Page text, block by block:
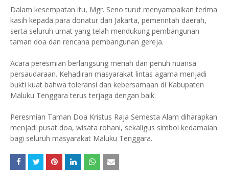
Dalam kesempatan itu, Mgr. Seno turut menyampaikan terima
kasih kepada para donatur dari Jakarta, pemerintah daerah,
serta seluruh umat yang telah mendukung pembangunan
taman doa dan rencana pembangunan gereja.
Acara peresmian berlangsung meriah dan penuh nuansa
persaudaraan. Kehadiran masyarakat lintas agama menjadi
bukti kuat bahwa toleransi dan kebersamaan di Kabupaten
Maluku Tenggara terus terjaga dengan baik.
Peresmian Taman Doa Kristus Raja Semesta Alam diharapkan
menjadi pusat doa, wisata rohani, sekaligus simbol kedamaian
bagi seluruh masyarakat Maluku Tenggara.